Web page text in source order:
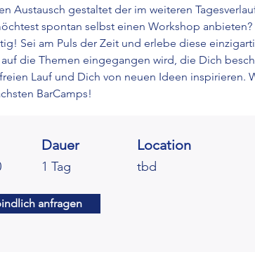
Austausch gestaltet der im weiteren
spontan selbst einen Workshop
Sei am Puls der Zeit und erlebe diese
die Themen eingegangen wird, die Dich
Lauf und Dich von neuen Ideen inspirieren.
BarCamps!
Dauer Location
1 Tag tbd
anfragen